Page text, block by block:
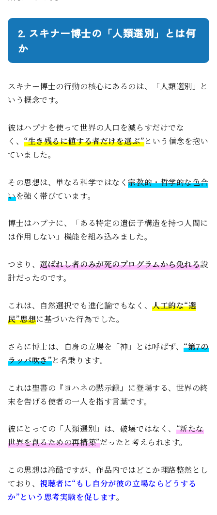
2. スキナー博士の「人類選別」とは何
か
スキナー博士の行動の核心にあるのは、「人類選別」と
いう概念です。
彼はハプナを使って世界の人口を減らすだけでな
く、“生き残るに値する者だけを選ぶ”という信念を抱い
ていました。
その思想は、単なる科学ではなく宗教的・哲学的な色合
いを強く帯びています。
博士はハプナに、「ある特定の遺伝子構造を持つ人間に
は作用しない」機能を組み込みました。
つまり、選ばれし者のみが死のプログラムから免れる設
計だったのです。
これは、自然選択でも進化論でもなく、人工的な“選
民”思想に基づいた行為でした。
さらに博士は、自身の立場を「神」とは呼ばず、“第7の
ラッパ吹き”と名乗ります。
これは聖書の『ヨハネの黙示録』に登場する、世界の終
末を告げる使者の一人を指す言葉です。
彼にとっての「人類選別」は、破壊ではなく、 “新たな
世界を創るための再構築”だったと考えられます。
この思想は冷酷ですが、作品内ではどこか理路整然とし
ており、視聴者に“もし自分が彼の立場ならどうする
か”という思考実験を促します。